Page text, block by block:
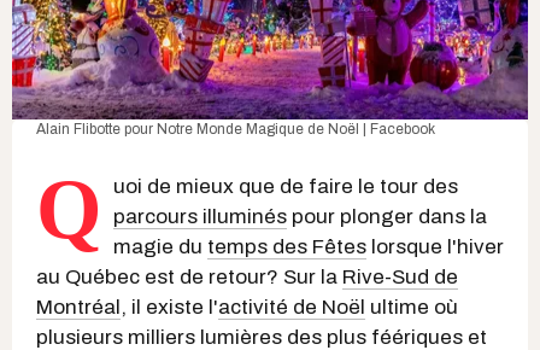
Alain Flibotte pour Notre Monde Magique de Noël | Facebook
Q
uoi de mieux que de faire le tour des
parcours illuminés pour plonger dans la
magie du temps des Fêtes lorsque l'hiver
au Québec est de retour? Sur la Rive-Sud de
Montréal, il existe l'activité de Noël ultime où
plusieurs milliers lumières des plus féériques et